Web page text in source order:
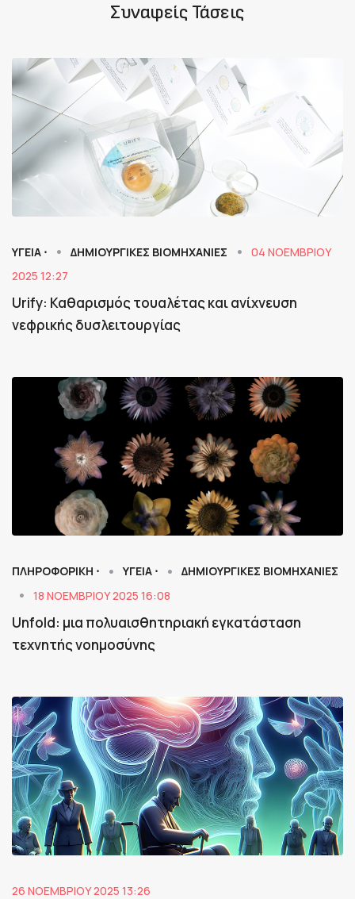
Συναφείς Τάσεις
ΥΓΕΙΑ ⋅ ΔΗΜΙΟΥΡΓΙΚΕΣ ΒΙΟΜΗΧΑΝΙΕΣ
04 ΝΟΕΜΒΡΊΟΥ
2025 12:27
Urify: Καθαρισμός τουαλέτας και ανίχνευση
νεφρικής δυσλειτουργίας
ΠΛΗΡΟΦΟΡΙΚΗ ⋅ ΥΓΕΙΑ ⋅
ΔΗΜΙΟΥΡΓΙΚΕΣ ΒΙΟΜΗΧΑΝΙΕΣ
18 ΝΟΕΜΒΡΊΟΥ 2025 16:08
Unfold: μια πολυαισθητηριακή εγκατάσταση
τεχνητής νοημοσύνης
26 ΝΟΕΜΒΡΊΟΥ 2025 13:26